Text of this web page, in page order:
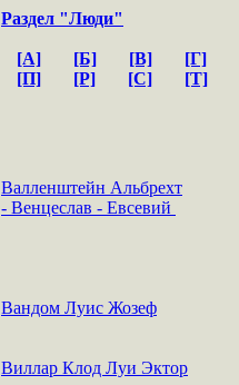
Раздел "Люди"
[А] [Б] [В] [Г]
[П]
[Р] [С] [Т]
Валленштейн Альбрехт
- Венцеслав - Евсевий
Вандом Луис Жозеф
Виллар Клод Луи Эктор